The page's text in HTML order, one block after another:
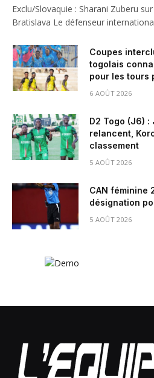
Exclu/Slovaquie : Sharani Zuberu
Bratislava Le défenseur
Coupes
togolais
pour les tours
6 AOÛT 2026
D2 Togo (J6) :
relancent,
classement
5 AOÛT 2026
CAN féminine
désignation
5 AOÛT 2026